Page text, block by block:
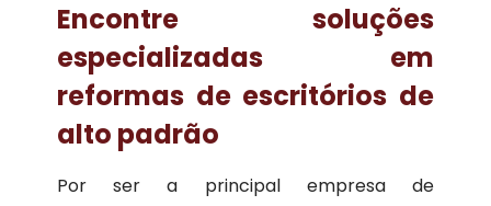
Encontre soluções
especializadas em
reformas de escritórios de
alto padrão
Por ser a principal empresa de